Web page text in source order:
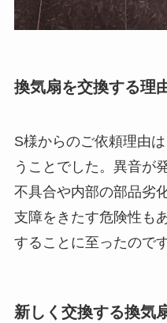
換気扇を交換する理
S様からのご依頼理由
うことでした。異音が
不具合や内部の部品劣
支障をきたす危険性も
することに至ったのです
新しく交換する換気